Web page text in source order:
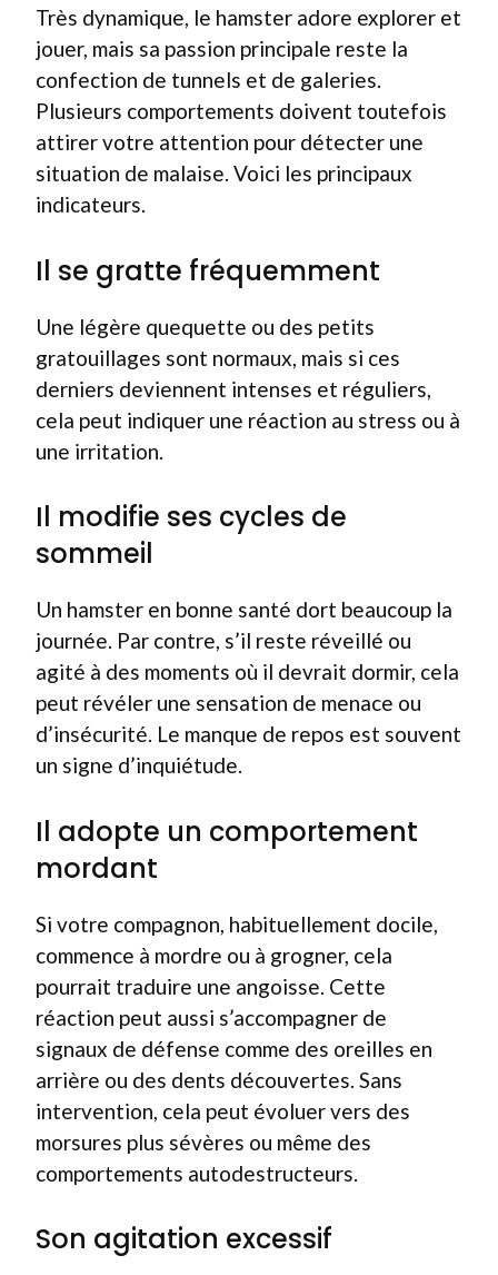
Très dynamique, le hamster adore explorer et
jouer, mais sa passion principale reste la
confection de tunnels et de galeries.
Plusieurs comportements doivent toutefois
attirer votre attention pour détecter une
situation de malaise. Voici les principaux
indicateurs.
Il se gratte fréquemment
Une légère quequette ou des petits
gratouillages sont normaux, mais si ces
derniers deviennent intenses et réguliers,
cela peut indiquer une réaction au stress ou à
une irritation.
Il modifie ses cycles de
sommeil
Un hamster en bonne santé dort beaucoup la
journée. Par contre, s’il reste réveillé ou
agité à des moments où il devrait dormir, cela
peut révéler une sensation de menace ou
d’insécurité. Le manque de repos est souvent
un signe d’inquiétude.
Il adopte un comportement
mordant
Si votre compagnon, habituellement docile,
commence à mordre ou à grogner, cela
pourrait traduire une angoisse. Cette
réaction peut aussi s’accompagner de
signaux de défense comme des oreilles en
arrière ou des dents découvertes. Sans
intervention, cela peut évoluer vers des
morsures plus sévères ou même des
comportements autodestructeurs.
Son agitation excessif